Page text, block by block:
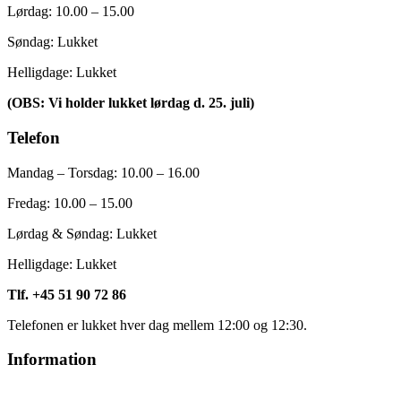
Lørdag: 10.00 – 15.00
Søndag: Lukket
Helligdage: Lukket
(OBS: Vi holder lukket lørdag d. 25. juli)
Telefon
Mandag – Torsdag: 10.00 – 16.00
Fredag: 10.00 – 15.00
Lørdag & Søndag: Lukket
Helligdage: Lukket
Tlf. +45 51 90 72 86
Telefonen er lukket hver dag mellem 12:00 og 12:30.
Information